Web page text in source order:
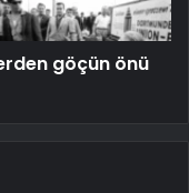
göçün önü